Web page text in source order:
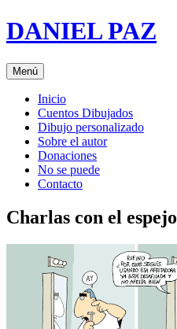
Saltar
al
DANIEL PAZ
Menú
Inicio
Cuentos Dibujados
Dibujo personalizado
Sobre el autor
Donaciones
No se puede
Contacto
Charlas con el espejo